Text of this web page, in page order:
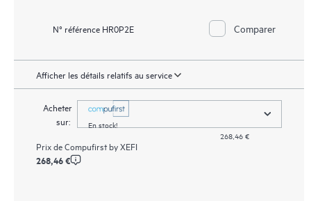
N° référence HR0P2E Comparer
Afficher les détails relatifs au service
Acheter
sur:
En stock!
268,46 €
Prix deCompufirst by XEFI
268,46 €